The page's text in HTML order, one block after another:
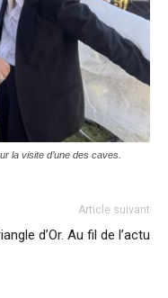
la visite d’une des caves.
Article suivant
d’Or. Au fil de l’actu